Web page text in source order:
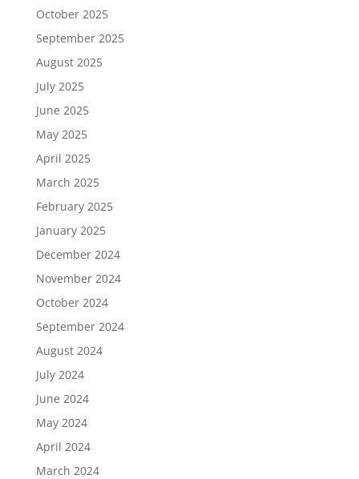
October 2025
September 2025
August 2025
July 2025
June 2025
May 2025
April 2025
March 2025
February 2025
January 2025
December 2024
November 2024
October 2024
September 2024
August 2024
July 2024
June 2024
May 2024
April 2024
March 2024